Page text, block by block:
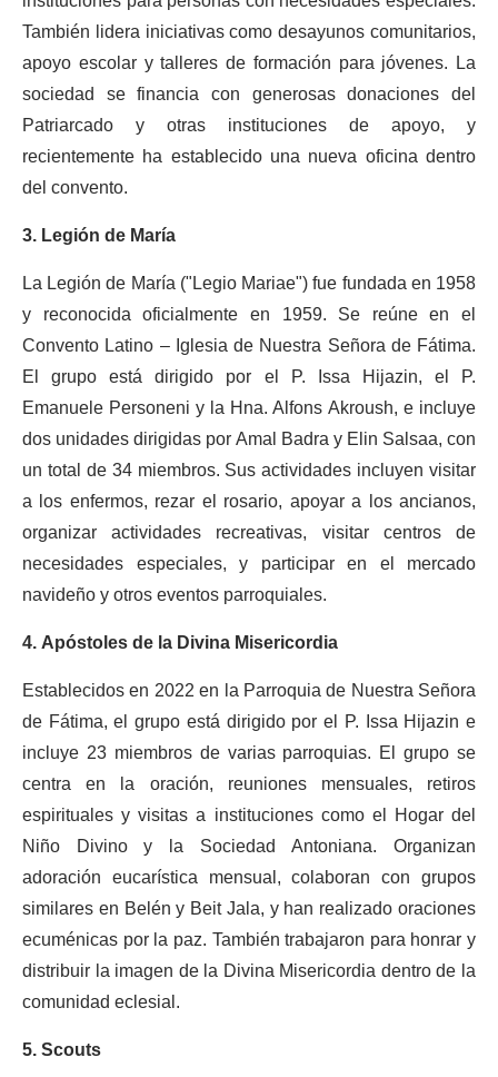
También lidera iniciativas como desayunos comunitarios,
apoyo escolar y talleres de formación para jóvenes. La
sociedad se financia con generosas donaciones del
Patriarcado y otras instituciones de apoyo, y
recientemente ha establecido una nueva oficina dentro
del convento.
3. Legión de María
La Legión de María ("Legio Mariae") fue fundada en 1958
y reconocida oficialmente en 1959. Se reúne en el
Convento Latino – Iglesia de Nuestra Señora de Fátima.
El grupo está dirigido por el P. Issa Hijazin, el P.
Emanuele Personeni y la Hna. Alfons Akroush, e incluye
dos unidades dirigidas por Amal Badra y Elin Salsaa, con
un total de 34 miembros. Sus actividades incluyen visitar
a los enfermos, rezar el rosario, apoyar a los ancianos,
organizar actividades recreativas, visitar centros de
necesidades especiales, y participar en el mercado
navideño y otros eventos parroquiales.
4. Apóstoles de la Divina Misericordia
Establecidos en 2022 en la Parroquia de Nuestra Señora
de Fátima, el grupo está dirigido por el P. Issa Hijazin e
incluye 23 miembros de varias parroquias. El grupo se
centra en la oración, reuniones mensuales, retiros
espirituales y visitas a instituciones como el Hogar del
Niño Divino y la Sociedad Antoniana. Organizan
adoración eucarística mensual, colaboran con grupos
similares en Belén y Beit Jala, y han realizado oraciones
ecuménicas por la paz. También trabajaron para honrar y
distribuir la imagen de la Divina Misericordia dentro de la
comunidad eclesial.
5. Scouts